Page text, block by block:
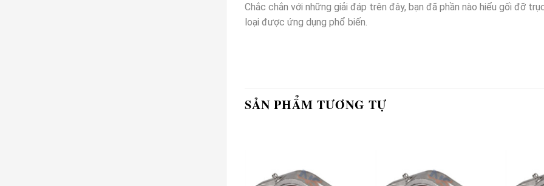
Chắc chắn với những giải đáp trên đây, bạn đã phần nào hiểu gối đỡ
loại được ứng dụng phổ biến.
SẢN PHẨM TƯƠNG TỰ